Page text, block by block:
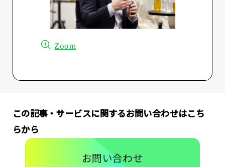
Zoom
この記事・サービスに関するお問い合わせはこち
らから
お問い合わせ